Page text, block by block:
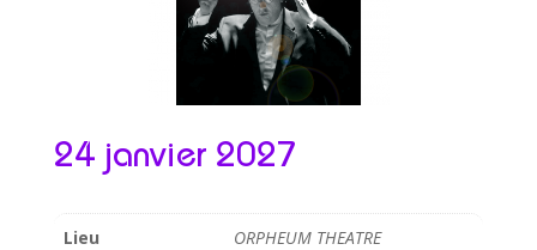
24 janvier 2027
Lieu ORPHEUM THEATRE